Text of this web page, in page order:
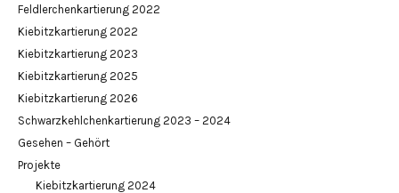
Feldlerchenkartierung 2022
Kiebitzkartierung 2022
Kiebitzkartierung 2023
Kiebitzkartierung 2025
Kiebitzkartierung 2026
Schwarzkehlchenkartierung 2023 – 2024
Gesehen – Gehört
Projekte
Kiebitzkartierung 2024